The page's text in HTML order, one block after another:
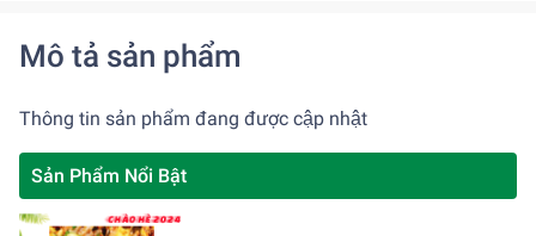
Mô tả sản phẩm
Thông tin sản phẩm đang được cập nhật
Sản Phẩm Nổi Bật